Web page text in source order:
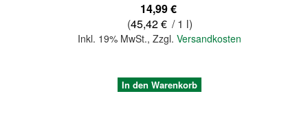
14,99 €
(45,42 € / 1 l)
Inkl. 19% MwSt.,Zzgl.Versandkosten
In den Warenkorb